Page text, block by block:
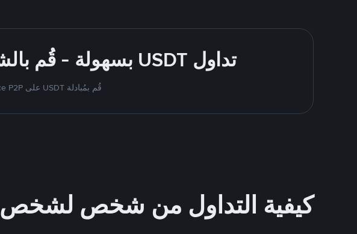
تداول USDT بسهولة - قُم بالشراء والبيع باستخدام طرقك المُفضّلة للدفع
قُم بمُبادلة USDT على Binance P2P. اعثر على أفضل العروض أدناه لشراء وبيع Tether
كيفية التداول من شخص لشخص